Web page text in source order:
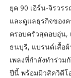
ยุค 90 เอิร์น-จิรวร
และดูแลธุรกิจของ
ครอบครัวสุดอบอุ่น,
ธนบุรี, แบรนด์เสื้อผ้
เพลงที่กำลังทำร่ว
ปีนี้ พร้อมมิวสิควิดีโ